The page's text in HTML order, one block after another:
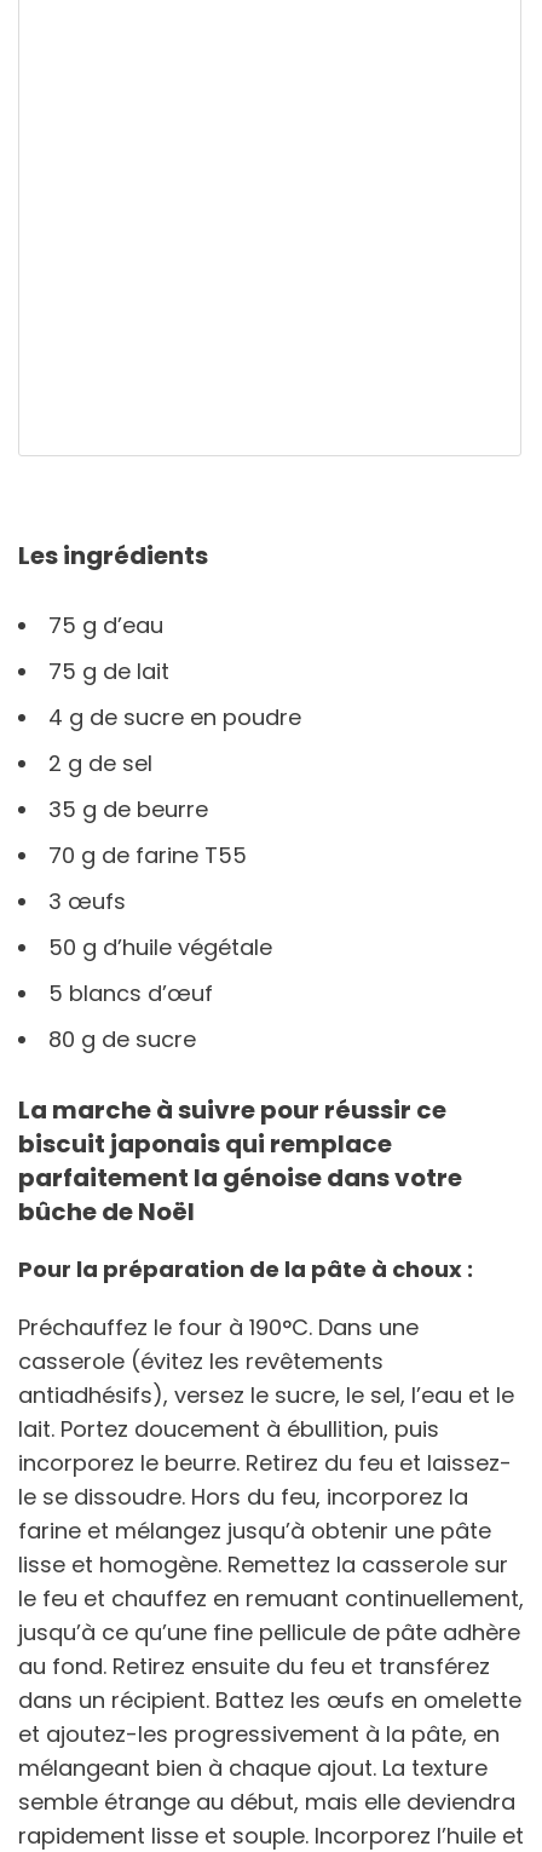
Les ingrédients
75 g d’eau
75 g de lait
4 g de sucre en poudre
2 g de sel
35 g de beurre
70 g de farine T55
3 œufs
50 g d’huile végétale
5 blancs d’œuf
80 g de sucre
La marche à suivre pour réussir ce
biscuit japonais qui remplace
parfaitement la génoise dans votre
bûche de Noël
Pour la préparation de la pâte à choux :
Préchauffez le four à 190°C. Dans une
casserole (évitez les revêtements
antiadhésifs), versez le sucre, le sel, l’eau et le
lait. Portez doucement à ébullition, puis
incorporez le beurre. Retirez du feu et laissez-
le se dissoudre. Hors du feu, incorporez la
farine et mélangez jusqu’à obtenir une pâte
lisse et homogène. Remettez la casserole sur
le feu et chauffez en remuant continuellement,
jusqu’à ce qu’une fine pellicule de pâte adhère
au fond. Retirez ensuite du feu et transférez
dans un récipient. Battez les œufs en omelette
et ajoutez-les progressivement à la pâte, en
mélangeant bien à chaque ajout. La texture
semble étrange au début, mais elle deviendra
rapidement lisse et souple. Incorporez l’huile et